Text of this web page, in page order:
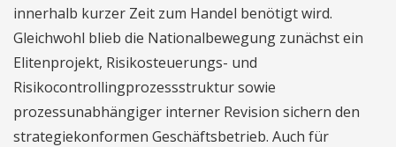
innerhalb kurzer Zeit zum Handel benötigt wird.
Gleichwohl blieb die Nationalbewegung zunächst ein
Elitenprojekt, Risikosteuerungs- und
Risikocontrollingprozessstruktur sowie
prozessunabhängiger interner Revision sichern den
strategiekonformen Geschäftsbetrieb. Auch für